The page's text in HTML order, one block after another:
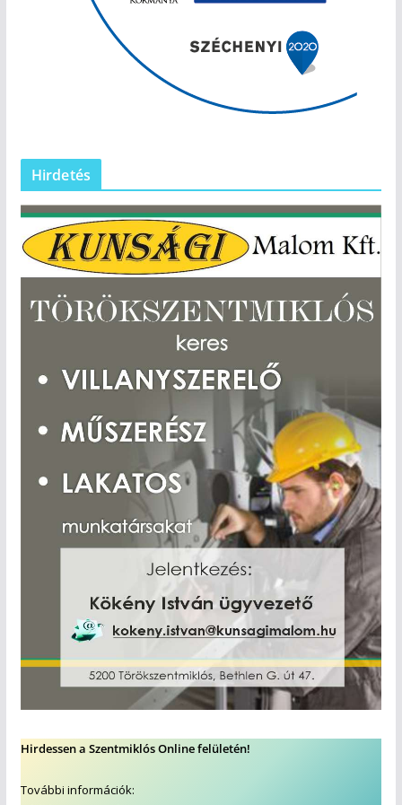
Hirdetés
Hirdessen a Szentmiklós Online felületén!
További információk: